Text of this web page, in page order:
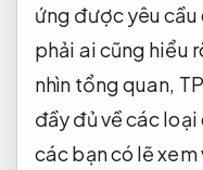
ứng được yêu
phải ai cũng hiểu
nhìn tổng quan,
đầy đủ về các
các bạn có lẽ